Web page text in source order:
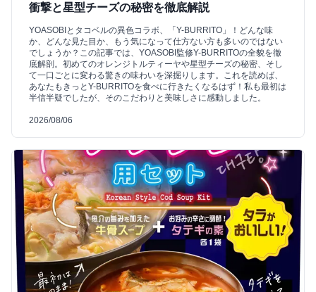
衝撃と星型チーズの秘密を徹底解説
YOASOBIとタコベルの異色コラボ、「Y-BURRITO」！どんな味
か、どんな見た目か、もう気になって仕方ない方も多いのではない
でしょうか？この記事では、YOASOBI監修Y-BURRITOの全貌を徹
底解剖。初めてのオレンジトルティーヤや星型チーズの秘密、そし
て一口ごとに変わる驚きの味わいを深掘りします。これを読めば、
あなたもきっとY-BURRITOを食べに行きたくなるはず！私も最初は
半信半疑でしたが、そのこだわりと美味しさに感動しました。
2026/08/06